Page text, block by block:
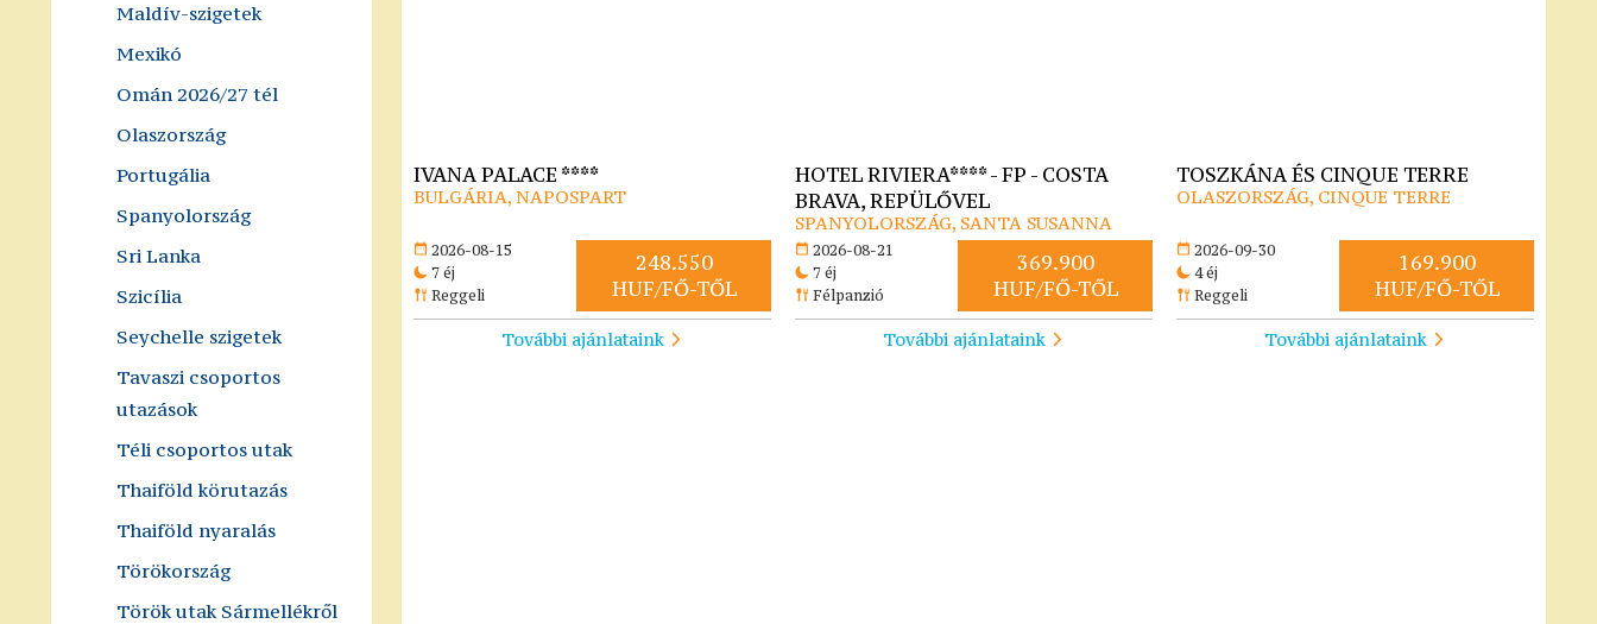
Maldív-szigetek
Mexikó
Omán 2026/27 tél
Olaszország
Portugália
Spanyolország
Sri Lanka
Szicília
Seychelle szigetek
Tavaszi csoportos
utazások
Téli csoportos utak
Thaiföld körutazás
Thaiföld nyaralás
Törökország
Török utak Sármellékről
IVANA PALACE ****
BULGÁRIA, NAPOSPART
2026-08-15
7 éj
Reggeli
248.550
HUF/FŐ-TŐL
További ajánlataink
HOTEL RIVIERA**** - FP - COSTA
BRAVA, REPÜLŐVEL
SPANYOLORSZÁG, SANTA SUSANNA
2026-08-21
7 éj
Félpanzió
369.900
HUF/FŐ-TŐL
További ajánlataink
TOSZKÁNA ÉS CINQUE TERRE
OLASZORSZÁG, CINQUE TERRE
2026-09-30
4 éj
Reggeli
169.900
HUF/FŐ-TŐL
További ajánlataink